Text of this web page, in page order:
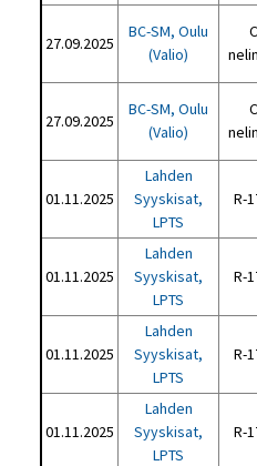
27.09.2025
BC-SM, Oulu
(Valio)
27.09.2025
BC-SM, Oulu
(Valio)
01.11.2025
Lahden
Syyskisat,
LPTS
R-
01.11.2025
Lahden
Syyskisat,
LPTS
R-
01.11.2025
Lahden
Syyskisat,
LPTS
R-
01.11.2025
Lahden
Syyskisat,
LPTS
R-